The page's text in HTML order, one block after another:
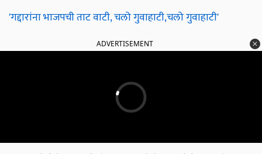
'गद्दारांना भाजपची ताट वाटी, चलो गुवाहाटी,चलो गुवाहाटी'
ADVERTISEMENT